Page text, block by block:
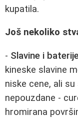
kupatila.
Još nekoliko
- Slavine i
kineske slavine
niske cene, ali
nepouzdane -
hromirana